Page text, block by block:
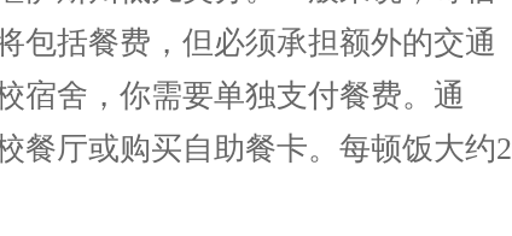
包括餐费，但必须承担额外的交通
宿舍，你需要单独支付餐费。通
餐厅或购买自助餐卡。每顿饭大约2